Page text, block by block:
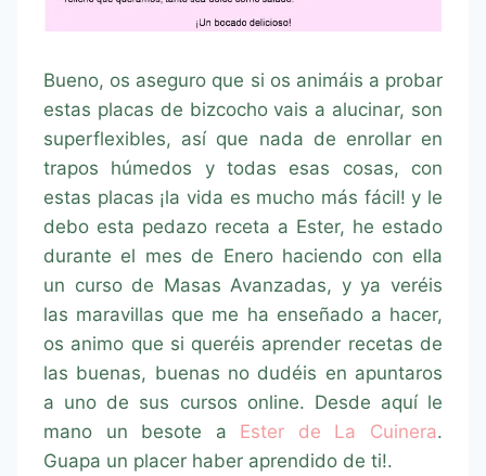
Bueno, os aseguro que si os animáis a probar
estas placas de bizcocho vais a alucinar, son
superflexibles, así que nada de enrollar en
trapos húmedos y todas esas cosas, con
estas placas ¡la vida es mucho más fácil! y le
debo esta pedazo receta a Ester, he estado
durante el mes de Enero haciendo con ella
un curso de Masas Avanzadas, y ya veréis
las maravillas que me ha enseñado a hacer,
os animo que si queréis aprender recetas de
las buenas, buenas no dudéis en apuntaros
a uno de sus cursos online. Desde aquí le
mano un besote a Ester de La Cuinera.
Guapa un placer haber aprendido de ti!.